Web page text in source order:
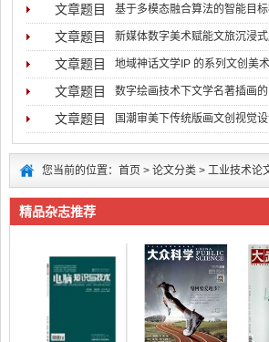
基于多模态融合算法的智能目
文章题目
新媒体数字美术赋能文旅沉浸
文章题目
地域神话文学IP 的系列文创美
文章题目
数字绘画技术下文学名著插画
文章题目
国潮审美下传统版画文创视觉
文章题目
您当前的位置： 首页 > 论文分类 > 工业技术论
精品杂志推荐